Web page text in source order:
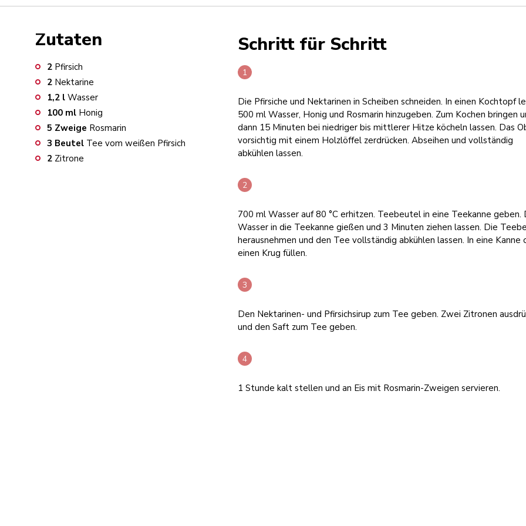
Zutaten
2 Pfirsich
2 Nektarine
1,2 l Wasser
100 ml Honig
5 Zweige Rosmarin
3 Beutel Tee vom weißen Pfirsich
2 Zitrone
Schritt für Schritt
Die Pfirsiche und Nektarinen in Scheiben schneiden. In einen Kochtopf
500 ml Wasser, Honig und Rosmarin hinzugeben. Zum Kochen bringen
dann 15 Minuten bei niedriger bis mittlerer Hitze köcheln lassen. Das
vorsichtig mit einem Holzlöffel zerdrücken. Abseihen und vollständig
abkühlen lassen.
700 ml Wasser auf 80 °C erhitzen. Teebeutel in eine Teekanne geben.
Wasser in die Teekanne gießen und 3 Minuten ziehen lassen. Die
herausnehmen und den Tee vollständig abkühlen lassen. In eine Kanne
einen Krug füllen.
Den Nektarinen- und Pfirsichsirup zum Tee geben. Zwei Zitronen
und den Saft zum Tee geben.
1 Stunde kalt stellen und an Eis mit Rosmarin-Zweigen servieren.